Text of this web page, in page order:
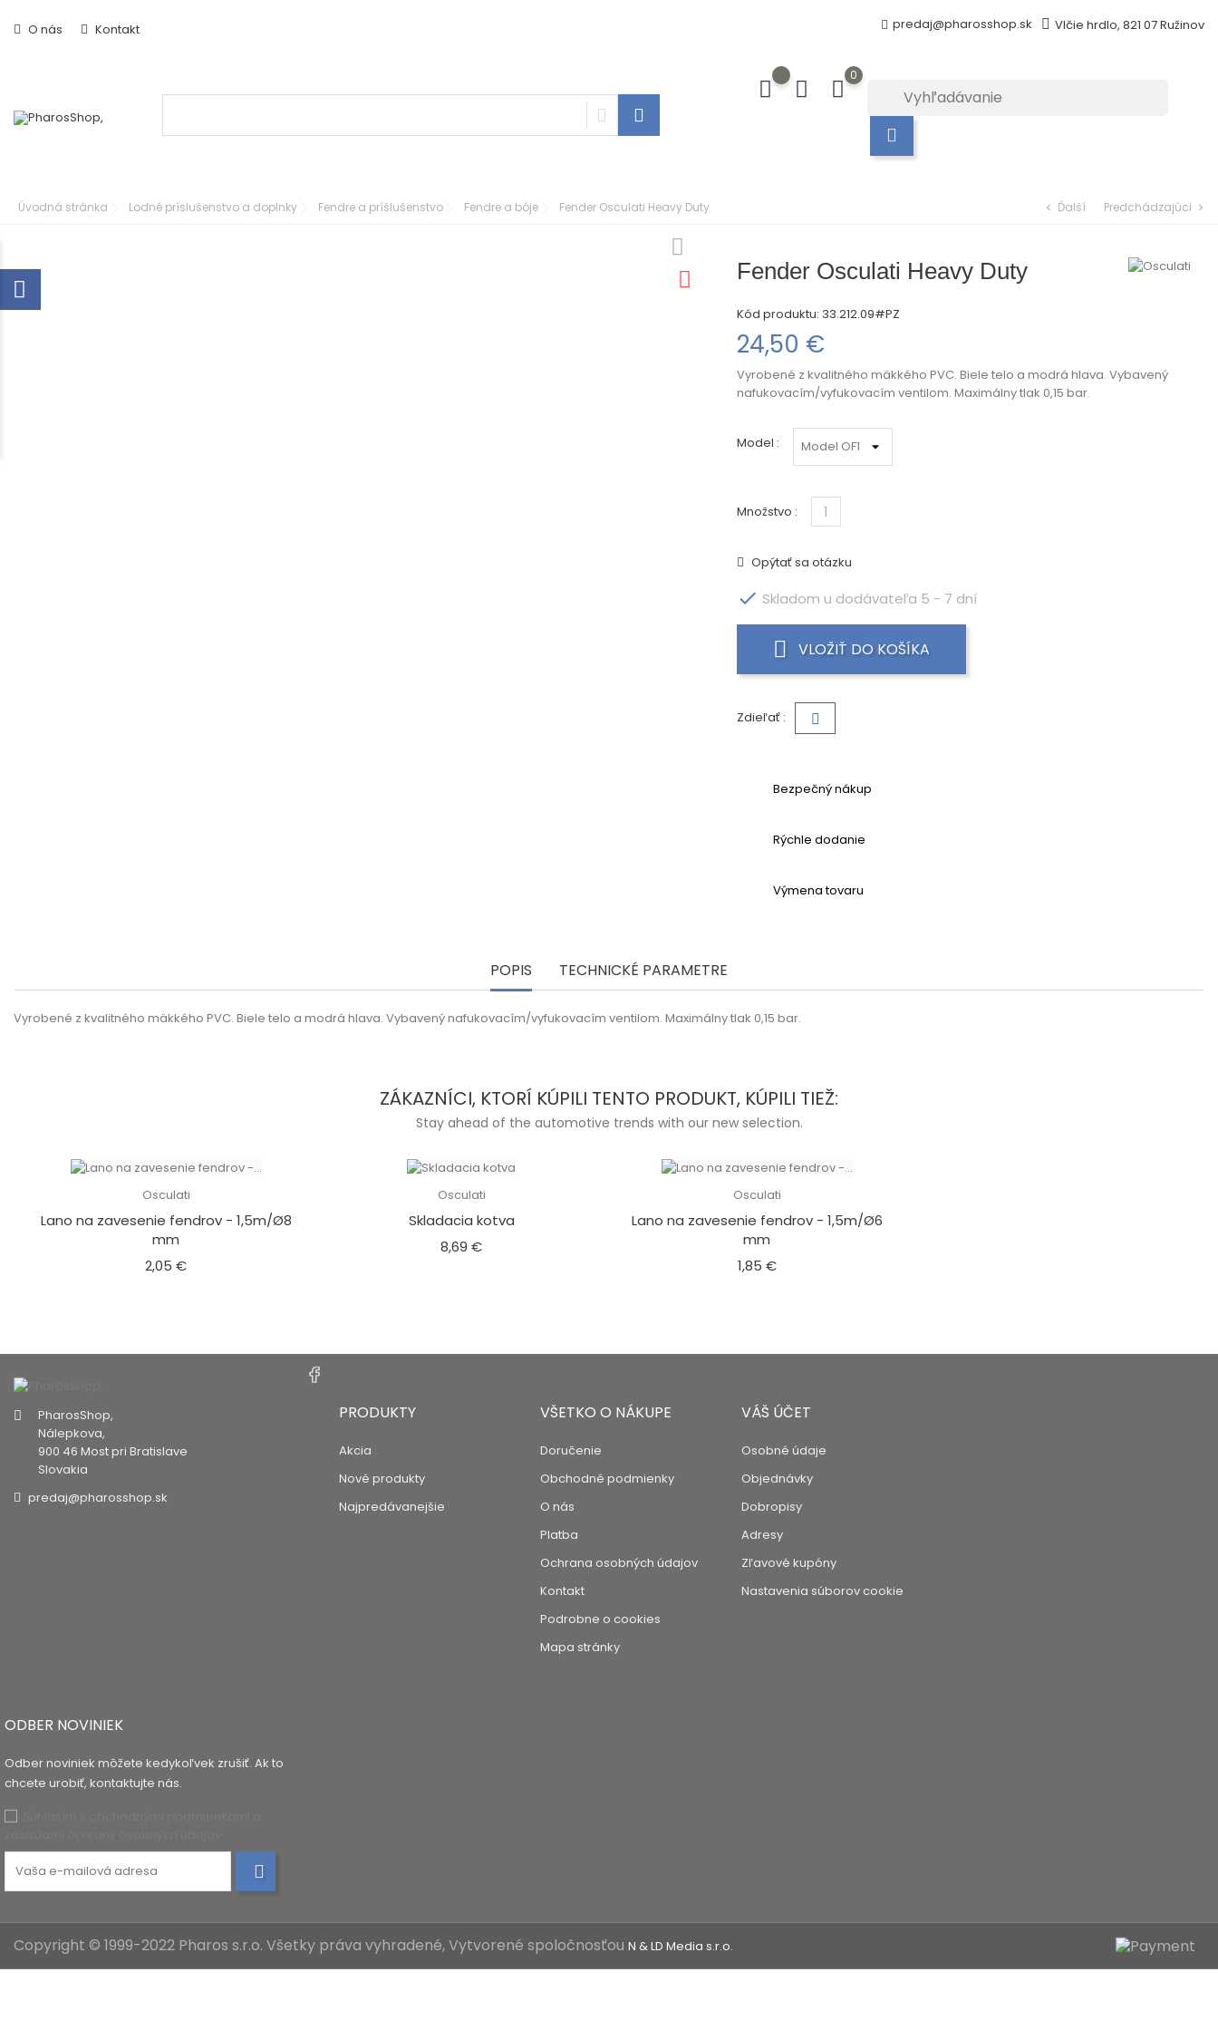
O nás Kontakt predaj@pharosshop.sk Vlčie hrdlo, 821 07 Ružinov
0
Úvodná stránka Lodné príslušenstvo a doplnky Fendre a príšlušenstvo Fendre a bóje Fender Osculati Heavy Duty chevron_left Ďalší Predchádzajúci chevron_right
Fender Osculati Heavy Duty
Kód produktu: 33.212.09#PZ
24,50 €
Vyrobené z kvalitného mäkkého PVC. Biele telo a modrá hlava. Vybavený
nafukovacím/vyfukovacím ventilom. Maximálny tlak 0,15 bar.
Model :
Množstvo :
Opýtať sa otázku
Skladom u dodávateľa 5 - 7 dní
VLOŽIŤ DO KOŠÍKA
Zdieľať :
Bezpečný nákup
Rýchle dodanie
Výmena tovaru
POPIS TECHNICKÉ PARAMETRE
Vyrobené z kvalitného mäkkého PVC. Biele telo a modrá hlava. Vybavený nafukovacím/vyfukovacím ventilom. Maximálny tlak 0,15 bar.
ZÁKAZNÍCI, KTORÍ KÚPILI TENTO PRODUKT, KÚPILI TIEŽ:
Stay ahead of the automotive trends with our new selection.
Osculati
Lano na zavesenie fendrov - 1,5m/Ø8
mm
2,05 €Cena
Osculati
Skladacia kotva
8,69 €Cena
Osculati
Lano na zavesenie fendrov - 1,5m/Ø6
mm
1,85 €Cena
PharosShop,
Nálepkova,
900 46 Most pri Bratislave
Slovakia
predaj@pharosshop.sk
PRODUKTY
Akcia
Nové produkty
Najpredávanejšie
VŠETKO O NÁKUPE
Doručenie
Obchodné podmienky
O nás
Platba
Ochrana osobných údajov
Kontakt
Podrobne o cookies
Mapa stránky
VÁŠ ÚČET
Osobné údaje
Objednávky
Dobropisy
Adresy
Zľavové kupóny
Nastavenia súborov cookie
ODBER NOVINIEK
Odber noviniek môžete kedykoľvek zrušiť. Ak to
chcete urobiť, kontaktujte nás.
Copyright © 1999-2022 Pharos s.r.o. Všetky práva vyhradené, Vytvorené spoločnosťou N & LD Media s.r.o.